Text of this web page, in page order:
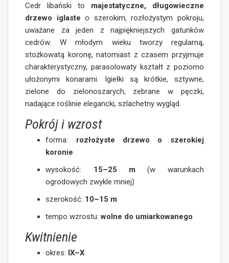
Cedr libański to majestatyczne, długowieczne
drzewo iglaste o szerokim, rozłożystym pokroju,
uważane za jeden z najpiękniejszych gatunków
cedrów. W młodym wieku tworzy regularną,
stożkowatą koronę, natomiast z czasem przyjmuje
charakterystyczny, parasolowaty kształt z poziomo
ułożonymi konarami. Igiełki są krótkie, sztywne,
zielone do zielonoszarych, zebrane w pęczki,
nadające roślinie elegancki, szlachetny wygląd.
Pokrój i wzrost
forma: rozłożyste drzewo o szerokiej
koronie
wysokość: 15–25 m (w warunkach
ogrodowych zwykle mniej)
szerokość: 10–15 m
tempo wzrostu:wolne do umiarkowanego
Kwitnienie
okres: IX–X